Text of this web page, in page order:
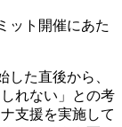
ット開催にあた
た直後から、
れない」との考
支援を実施して